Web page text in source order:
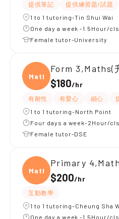
提供筆記 提供練習題/試題
1 to 1 tutoring-Tin Shui Wai
One day a week -1.5Hour/cls
Female tutor-University
Maths
Form 3,Maths(
$180/hr
有耐性 有愛心 細心
1 to 1 tutoring-North Point
Four days a week-2Hour/cls
Female tutor-DSE
Maths
Primary
$200/hr
互動教學
1 to 1 tutoring-Cheung Sha
One day a week -1.5Hour/cls